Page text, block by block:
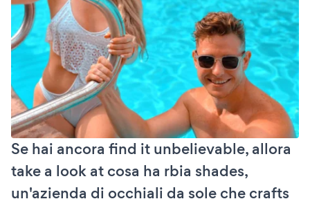
Se hai ancora find it unbelievable, allora
take a look at cosa ha rbia shades,
un'azienda di occhiali da sole che crafts